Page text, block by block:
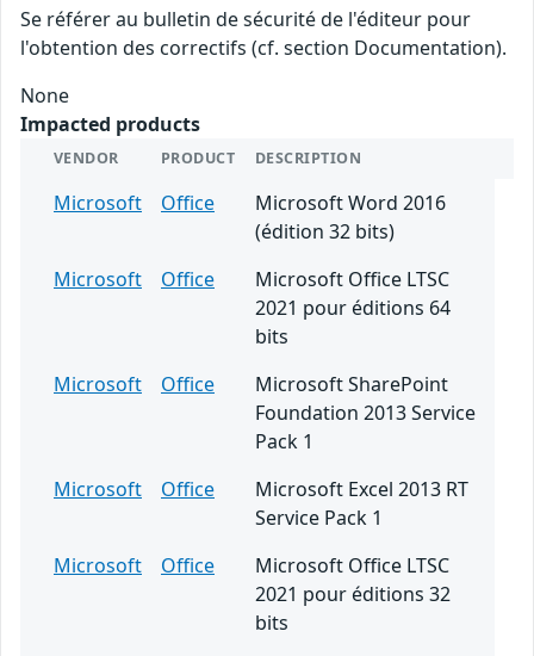
Se référer au bulletin de sécurité de l'éditeur pour
l'obtention des correctifs (cf. section Documentation).
None
Impacted products
VENDOR PRODUCT DESCRIPTION
Microsoft Office
Microsoft Word 2016
(édition 32 bits)
Microsoft
Office
Microsoft Office LTSC
2021 pour éditions 64
bits
Microsoft
Office
Microsoft SharePoint
Foundation 2013 Service
Pack 1
Microsoft
Office
Microsoft Excel 2013 RT
Service Pack 1
Microsoft
Office
Microsoft Office LTSC
2021 pour éditions 32
bits